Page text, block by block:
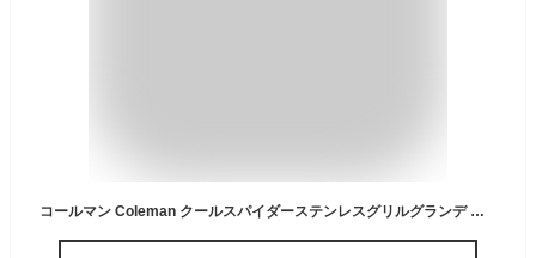
コールマン Coleman クールスパイダーステンレスグリルグランデ レッド 170-9430